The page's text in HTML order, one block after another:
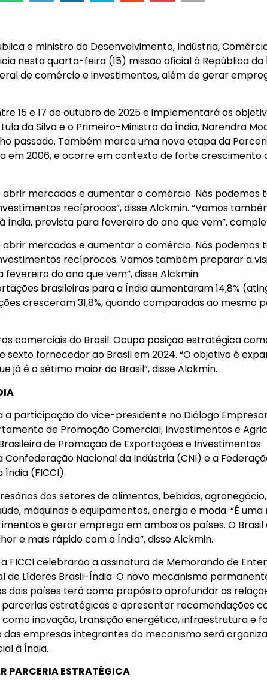
e ministro do Desenvolvimento, Indústria,
nesta quarta-feira (15) missão oficial à República da
de comércio e investimentos, além de gerar
15 e 17 de outubro de 2025 e implementará os
da Silva e o Primeiro-Ministro da Índia, Narendra
passado. Também marca uma nova etapa da
em 2006, e ocorre em contexto de forte crescimento
abrir mercados e aumentar o comércio. Nós podemos
recíprocos”, disse Alckmin. “Vamos
Índia, prevista para fevereiro do ano que vem”,
abrir mercados e aumentar o comércio. Nós podemos
recíprocos. Vamos também preparar a
do ano que vem”, disse Alckmin.
brasileiras para a Índia aumentaram 14,8%
cresceram 31,8%, quando comparadas ao mesmo
comerciais do Brasil. Ocupa posição estratégica como
fornecedor ao Brasil em 2024. “O objetivo é
já é o sétimo maior do Brasil”, disse Alckmin.
participação do vice-presidente no Diálogo
de Promoção Comercial, Investimentos e
de Promoção de Exportações e Investimentos
Nacional da Indústria (CNI) e a
(FICCI).
dos setores de alimentos, bebidas, agronegócio,
máquinas e equipamentos, energia e moda. “É uma
e gerar emprego em ambos os países. O Brasil
e mais rápido com a Índia”, disse Alckmin.
FICCI celebrarão a assinatura de Memorando de
de Líderes Brasil-Índia. O novo mecanismo
dois países terá como propósito aprofundar as
estratégicas e apresentar recomendações
inovação, transição energética, infraestrutura e
empresas integrantes do mecanismo será
à Índia.
PARCERIA ESTRATÉGICA